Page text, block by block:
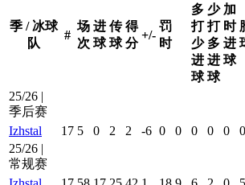
季 / 冰球
队
#
场
次
进
球
传
球
得
分
+/-
罚
时
多
打
少
进
球
少
打
多
进
球
加
时
进
球
25/26 |
季后赛
Izhstal
17 5 0 2 2 -6 0 0 0 0 0 0
25/26 |
常规赛